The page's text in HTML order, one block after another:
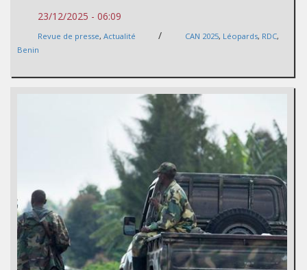
23/12/2025 - 06:09
Revue de presse, Actualité / CAN 2025, Léopards, RDC,
Benin